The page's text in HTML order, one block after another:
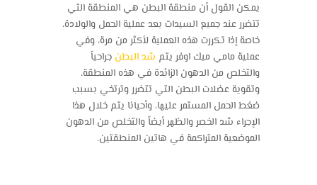
يمكن القول أن منطقة البطن هي المنطقة التي
تتضرر عند جميع السيدات بعد عملية الحمل والولادة،
خاصة إذا تكررت هذه العملية لأكثر من مرة، وفي
عملية مامي ميك اوفريتم شد البطن جراحياً
والتخلص من الدهون الزائدة في هذه المنطقة،
وتقوية عضلات البطن التي تتضرر وترتخي بسبب
ضغط الحمل المستمر عليها، وأحيانا يتم خلال هذا
الإجراء شد الخصر والظهر أيضاً والتخلص من الدهون
الموضعية المتراكمة في هاتين المنطقتين.